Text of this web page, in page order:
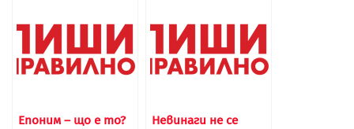
Епоним – що е то?
Невинаги не се